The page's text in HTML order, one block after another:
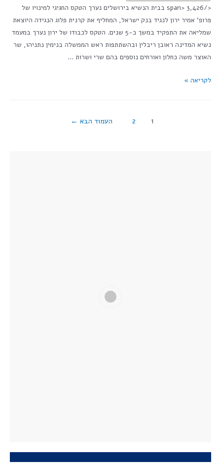
</span> 3,426 בבית הנשיא בירושלים נערך הטקס החגיגי למינויו של
פרופ' אמיר ירון לנגיד בנק ישראל, המחליף את קרנית פלוג הנגידה היוצאת
שמליאה את התפקיד במשך כ-5 שנים. הטקס לכבודו של ירון נערך במעמד
נשיא המדינה ראובן ריבלין ובהשתתפות ראש הממשלה בנימין נתניהו, שר
האוצר משה כחלון ואורחים נוספים בהם שרי ושרות …
לקריאה »
1
2 העמוד הבא ←